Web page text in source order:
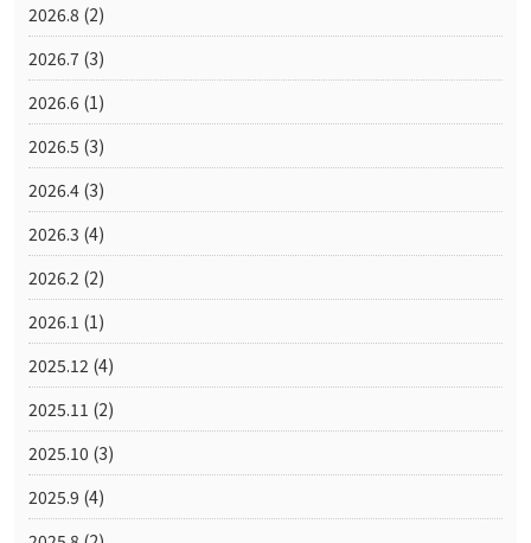
2026.8 (2)
2026.7 (3)
2026.6 (1)
2026.5 (3)
2026.4 (3)
2026.3 (4)
2026.2 (2)
2026.1 (1)
2025.12 (4)
2025.11 (2)
2025.10 (3)
2025.9 (4)